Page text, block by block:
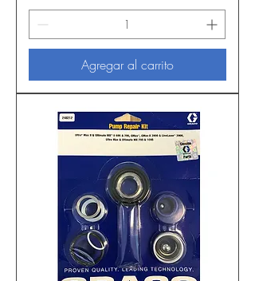
Agregar al carrito